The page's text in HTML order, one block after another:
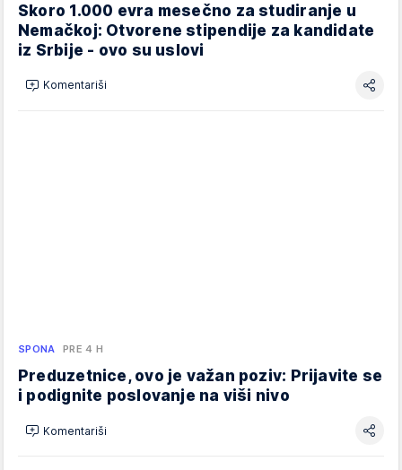
Skoro 1.000 evra mesečno za studiranje u
Nemačkoj: Otvorene stipendije za kandidate
iz Srbije - ovo su uslovi
Komentariši
SPONA PRE 4 H
Preduzetnice, ovo je važan poziv: Prijavite se
i podignite poslovanje na viši nivo
Komentariši